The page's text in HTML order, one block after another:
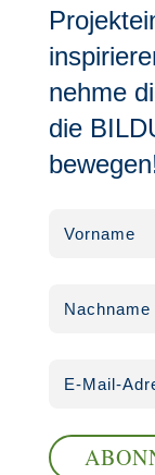
nehme
die